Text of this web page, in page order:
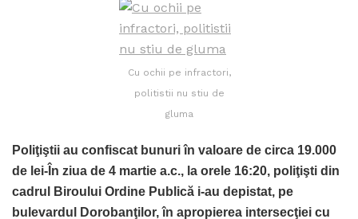
Cu ochii pe infractori,
politistii nu stiu de
gluma
Poliţiştii au confiscat bunuri în valoare de circa 19.000
de lei-În ziua de 4 martie a.c., la orele 16:20, poliţişti din
cadrul Biroului Ordine Publică i-au depistat, pe
bulevardul Dorobanţilor, în apropierea intersecţiei cu